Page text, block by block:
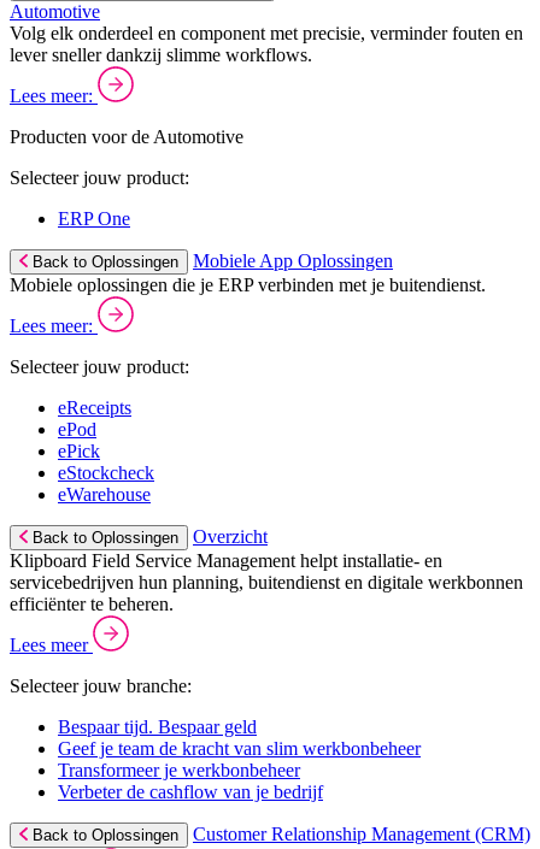
Automotive
Volg elk onderdeel en component met precisie, verminder fouten en
lever sneller dankzij slimme workflows.
Lees meer:
Producten voor de Automotive
Selecteer jouw product:
ERP One
Back to Oplossingen
Mobiele App Oplossingen
Mobiele oplossingen die je ERP verbinden met je buitendienst.
Lees meer:
Selecteer jouw product:
eReceipts
ePod
ePick
eStockcheck
eWarehouse
Back to Oplossingen
Overzicht
Klipboard Field Service Management helpt installatie- en
servicebedrijven hun planning, buitendienst en digitale werkbonnen
efficiënter te beheren.
Lees meer
Selecteer jouw branche:
Bespaar tijd. Bespaar geld
Geef je team de kracht van slim werkbonbeheer
Transformeer je werkbonbeheer
Verbeter de cashflow van je bedrijf
Back to Oplossingen Customer Relationship Management (CRM)